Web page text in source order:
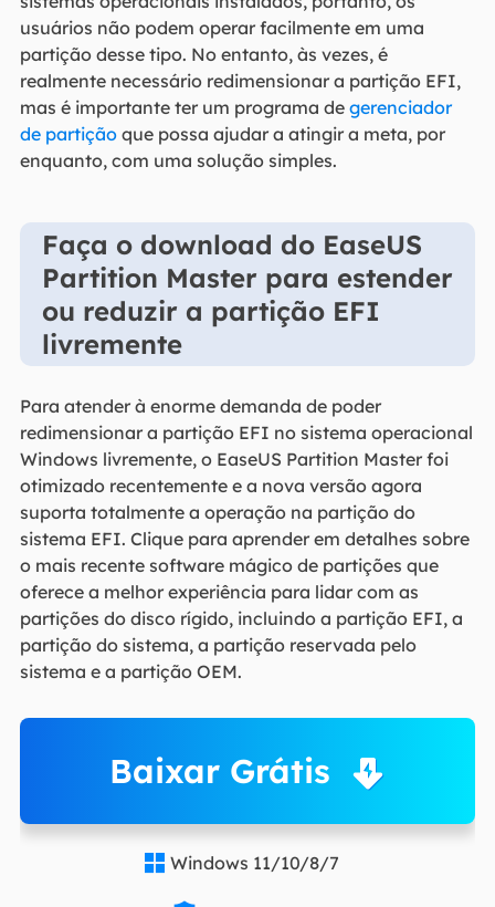
usuários não podem operar facilmente em uma
partição desse tipo. No entanto, às vezes, é
realmente necessário redimensionar a partição EFI,
mas é importante ter um programa de gerenciador
de partiçãoque possa ajudar a atingir a meta, por
enquanto, com uma solução simples.
Faça o download do EaseUS
Partition Master para estender
ou reduzir a partição EFI
livremente
Para atender à enorme demanda de poder
redimensionar a partição EFI no sistema operacional
Windows livremente, o EaseUS Partition Master foi
otimizado recentemente e a nova versão agora
suporta totalmente a operação na partição do
sistema EFI. Clique para aprender em detalhes sobre
o mais recente software mágico de partições que
oferece a melhor experiência para lidar com as
partições do disco rígido, incluindo a partição EFI, a
partição do sistema, a partição reservada pelo
sistema e a partição OEM.
Baixar Grátis
 Windows 11/10/8/7